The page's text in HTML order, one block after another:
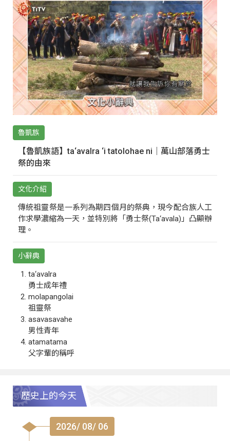
魯凱族
【魯凱族語】ta‘avalra ‘i tatolohae ni｜萬山部落勇士
祭的由來
文化介紹
傳統祖靈祭是一系列為期四個月的祭典，現今配合族人工
作求學濃縮為一天，並特別將「勇士祭(Ta‘avala)」凸顯辦
理。
小辭典
ta‘avalra
勇士成年禮
molapangolai
祖靈祭
asavasavahe
男性青年
atamatama
父字輩的稱呼
歷史上的今天
2026/ 08/ 06